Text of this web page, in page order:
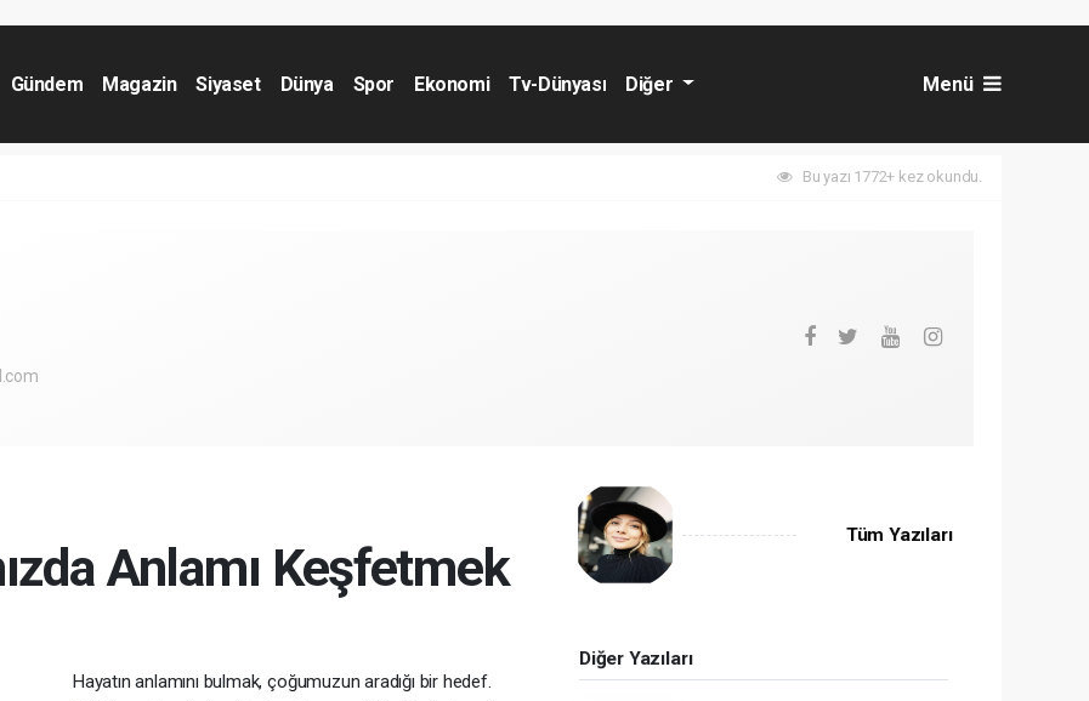
Gündem Magazin Siyaset Dünya Spor Ekonomi Tv-Dünyası Diğer Menü
Bu yazı 1772+ kez okundu.
Anlamı Keşfetmek
Hayatın anlamını bulmak, çoğumuzun aradığı bir hedef.
Tüm Yazıları
Diğer Yazıları